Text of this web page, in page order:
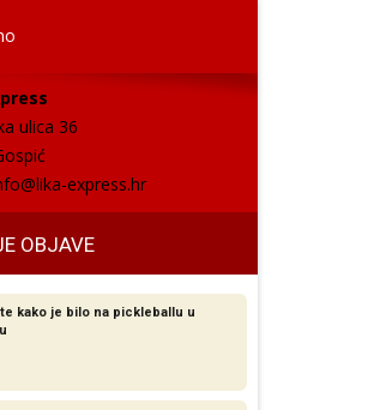
ulica 36
express.hr
OBJAVE
kako je bilo na pickleballu u